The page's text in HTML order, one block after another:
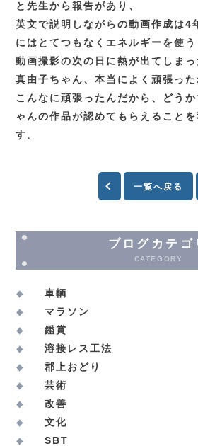
と先生から報告があり、
英文で説明しながらの動画作成は4
にはとてつもなくエネルギーを使
動画撮影の次の日に熱が出てしまっ
真由子ちゃん、本当によく頑張った
こんなに頑張ったんだから、どう
ゃんの作品が認めてもらえること
す。
一覧へ戻る
ブログカテゴ
CATEGORY
車輌
マラソン
鑑賞
溶接レス工法
郡上おどり
芸術
改善
文化
SBT